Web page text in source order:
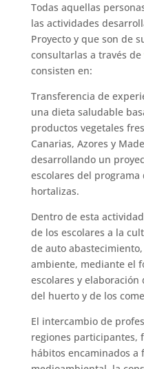
Todas aquellas
las actividades
Proyecto y que son de
consultarlas a través de
consisten en:
Transferencia de
una dieta saludable
productos vegetales
Canarias, Azores y
desarrollando un
escolares del
hortalizas.
Dentro de esta
de los escolares a la
de auto
ambiente, mediante el
escolares y
del huerto y de los
El intercambio de
regiones participantes,
hábitos encaminados a